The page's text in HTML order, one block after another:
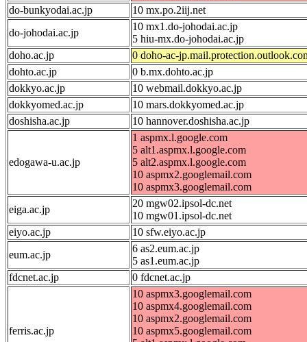
do-bunkyodai.ac.jp
10 mx.po.2iij.net
do-johodai.ac.jp
10 mx1.do-johodai.ac.jp
5 hiu-mx.do-johodai.ac.jp
doho.ac.jp
0 doho-ac-
dohto.ac.jp
0 b.mx.dohto.ac.jp
dokkyo.ac.jp
10 webmail.dokkyo.ac.jp
dokkyomed.ac.jp
10 mars.dokkyomed.ac.jp
doshisha.ac.jp
10 hannover.doshisha.ac.jp
edogawa-u.ac.jp
1 aspmx.l.google.com
5 alt1.aspmx.l.google.com
5 alt2.aspmx.l.google.com
10 aspmx2.googlemail.com
10 aspmx3.googlemail.com
eiga.ac.jp
20 mgw02.ipsol-dc.net
10 mgw01.ipsol-dc.net
eiyo.ac.jp
10 sfw.eiyo.ac.jp
eum.ac.jp
6 as2.eum.ac.jp
5 as1.eum.ac.jp
fdcnet.ac.jp
0 fdcnet.ac.jp
ferris.ac.jp
10 aspmx3.googlemail.com
10 aspmx4.googlemail.com
10 aspmx2.googlemail.com
10 aspmx5.googlemail.com